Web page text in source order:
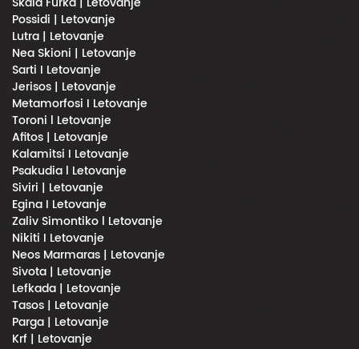
Possidi | Letovanje
Lutra | Letovanje
Nea Skioni | Letovanje
Sarti I Letovanje
Jerisos | Letovanje
Metamorfosi I Letovanje
Toroni l Letovanje
Afitos | Letovanje
Kalamitsi I Letovanje
Psakudia l Letovanje
Siviri | Letovanje
Egina I Letovanje
Zaliv Simontiko l Letovanje
Nikiti I Letovanje
Neos Marmaras | Letovanje
Sivota | Letovanje
Lefkada | Letovanje
Tasos | Letovanje
Parga | Letovanje
Krf | Letovanje